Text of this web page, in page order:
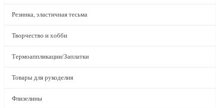
Резинка, эластичная тесьма
Творчество и хобби
Термоаппликации/Заплатки
Товары для рукоделия
Флизелины